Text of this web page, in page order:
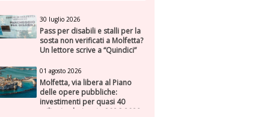
30 luglio 2026
Pass per disabili e stalli per la
sosta non verificati a Molfetta?
Un lettore scrive a “Quindici”
01 agosto 2026
Molfetta, via libera al Piano
delle opere pubbliche:
investimenti per quasi 40
milioni nel triennio 2026-2028